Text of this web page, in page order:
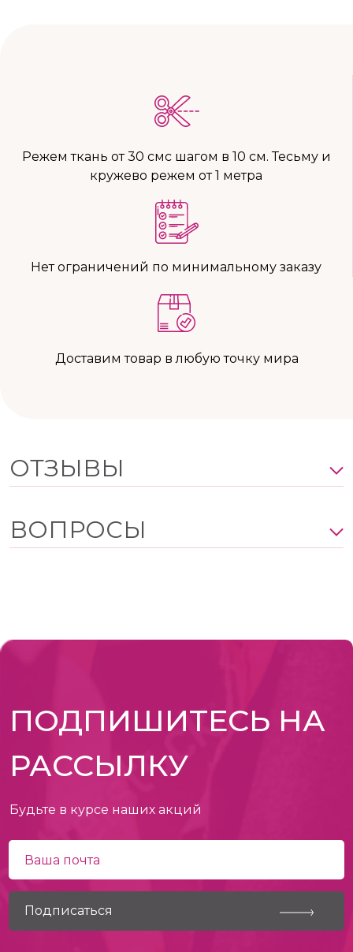
Режем ткань от 30 смс шагом в 10 см. Тесьму и
кружево режем от 1 метра
Нет ограничений по минимальному заказу
Доставим товар в любую точку мира
ОТЗЫВЫ
ВОПРОСЫ
ПОДПИШИТЕСЬ НА
РАССЫЛКУ
Будьте в курсе наших акций